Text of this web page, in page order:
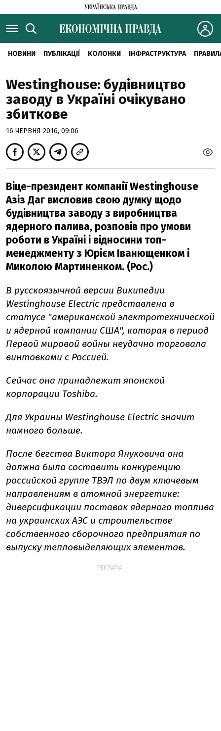
НОВИНИ ПУБЛІКАЦІЇ КОЛОНКИ ІНФРАСТРУКТУРА
Westinghouse: будівництво
заводу в Україні очікувано
збиткове
16 ЧЕРВНЯ 2016, 09:06
Віце-президент компанії Westinghouse
Азіз Даг висловив свою думку щодо
будівництва заводу з виробництва
ядерного палива, розповів про умови
роботи в Україні і відносини топ-
менеджменту з Юрієм Іванющенком і
Миколою Мартиненком. (Рос.)
В русскоязычной версии Википедии
Westinghouse Electric представлена в
статусе "американской электротехнической
и ядерной компании США", которая в период
Первой мировой войны неудачно торговала
винтовками с Россией.
Cейчас она принадлежит японской
корпорации Toshiba.
Для Украины Westinghouse Electric значит
намного больше.
После бегства Виктора Януковича она
должна была составить конкуренцию
российской группе ТВЭЛ по двум ключевым
направлениям в атомной энергетике:
диверсификации поставок ядерного топлива
на украинских АЭС и строительстве
собственного сборочного предприятия по
выпуску тепловыделяющих элементов.
РЕКЛАМА: